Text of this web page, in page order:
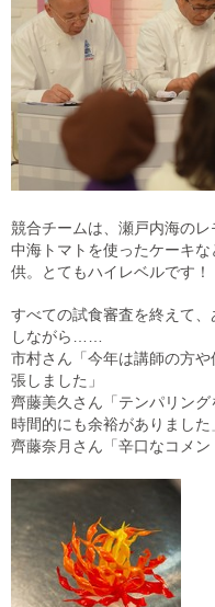
競合チームは、瀬戸内海の
中海トマトを使ったケーキ
供。とてもハイレベルです！
すべての試食審査を終えて
しながら……
市村さん「今年は講師の方
張しました」
齊藤美久さん「テンパリング
時間的にも余裕がありました
齊藤奈月さん「辛口なコメン